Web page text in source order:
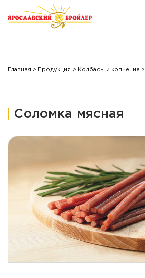
Главная > Продукция > Колбасы и копчение >
Соломка мясная